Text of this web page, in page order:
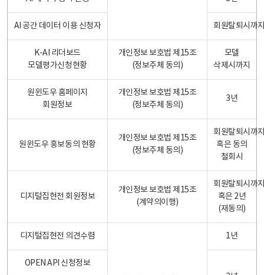
AI 공간 데이터 이용 신청자 회원탈퇴시까
K-AI 리더보드
모델평가신청현황
개인정보 보호법 제15조
(정보주체 동의)
모델
삭제시까지
원윈도우 홈페이지
회원정보
개인정보 보호법 제15조
(정보주체 동의)
3년
원윈도우 홍보동의 현황
개인정보 보호법 제15조
(정보주체 동의)
회원탈퇴시까
혹은 동의
철회시
디지털집현전 회원정보
개인정보 보호법 제15조
(계약의이행)
회원탈퇴시까
혹은 2년
(재동의)
디지털집현전 의견수렴 1년
OPEN API 신청정보